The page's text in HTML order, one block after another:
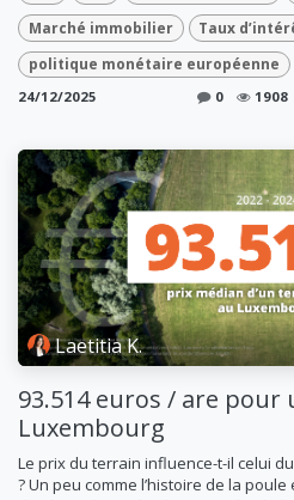
Marché immobilier
Taux
politique monétaire européenne
24/12/2025 0 1908
Laetitia K.
93.514 euros / are pour
Luxembourg
Le prix du terrain influence-t-il celui
? Un peu comme l’histoire de la